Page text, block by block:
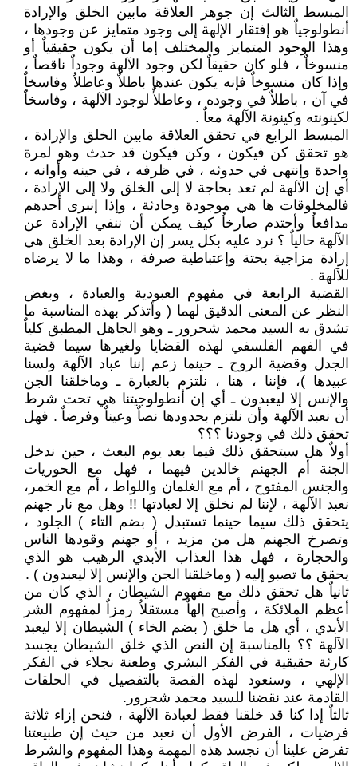
المبسط الثالث إن جوهر العلاقة مابين الخلق والإرادة
أنطولوجياٌ هو إفتقار الإلهة إلى وجود متمايز عن وجودها ،
وهذا الوجود المتمايز والمختلف إما أن يكون حقيقياٌ أو
منسوخاٌ ، فلو كان حقيقاٌ لكن وجود الآلهة وجوداٌ ناقصاٌ ،
وإذا كان منسوخاٌ فإنه يكون عندها باطلاٌ وعاطلاٌ وفاسخاٌ
في آن ، باطلاٌ في وجوده ، وعاطلأٌ لوجود الآلهة ، وفاسخاٌ
لكينونته وكينونة الآلهة معاٌ .
المبسط الرابع في تحقق العلاقة مابين الخلق والإرادة ،
هو تحقق كن فيكون ، وكن فيكون قد حدث وهو لمرة
واحدة وإنتهى في حدوثه ، في ظرفه ، في حينه وأوانه ،
أي إن الآلهة لم تعد بحاجة لا إلى الخلق ولا إلى الإرادة ،
فالمخلوقات ها هي موجودة وحادثة ، وإذا إنبرى أحدهم
مدافعاٌ وأحتدم صارخاٌ كيف يمكن أن ننفي الإرادة عن
الآلهة حالياٌ ؟ نرد عليه بكل يسر إن الإرادة بعد الخلق هي
إرادة مزاجية بحتة وإعتباطية صرفة ، وهذا ما لا يرضاه
للآلهة .
القضية الرابعة في مفهوم العبودية والعبادة ، وبغض
النظر عن المعنى الدقيق لهما ( وأتذكر بهذه المناسبة ما
تشدق به السيد محمد شحرور ـ وهو الجاهل المطبق كلياٌ
في الفهم الفلسفي لهذه القضايا ولغيرها سيما قضية
الجدل وقضية الروح ـ حينما زعم إننا عباد الآلهة ولسنا
عبيدها )، فإننا ، هنا ، نلتزم بالعبارة ـ وماخلقنا الجن
والإنس إلا ليعبدون ـ أي إن أنطولوجيتنا هي تحت شرط
أن نعبد الآلهة وأن نلتزم بحدودها نصاٌ وعيناٌ وفرضاٌ . فهل
تحقق ذلك في وجودنا ؟؟؟
أولاٌ هل سيتحقق ذلك فيما بعد يوم البعث ، حين ندخل
الجنة أم الجهنم خالدين فيهما ، فهل مع الحوريات
والجنس المفتوح ، أم مع الغلمان واللواط ، أم مع الخمر،
نعبد الآلهة ، لإننا لم نخلق إلا لعبادتها !! وهل مع نار جهنم
يتحقق ذلك سيما حينما تستبدل ( بضم التاء ) الجلود ،
وتصرخ الجهنم هل من مزيد ، أو جهنم وقودها الناس
والحجارة ، فهل هذا العذاب الأبدي الرهيب هو الذي
يحقق ما تصبو إليه ( وماخلقنا الجن والإنس إلا ليعبدون ) .
ثانياٌ هل تحقق ذلك مع مفهوم الشيطان ، الذي كان من
أعظم الملائكة ، وأصبح إلهاٌ مستقلاٌ رمزاٌ لمفهوم الشر
الأبدي ، أي هل ما خلق ( بضم الخاء ) الشيطان إلا ليعبد
الآلهة ؟؟ بالمناسبة إن النص الذي خلق الشيطان يجسد
كارثة حقيقية في الفكر البشري وطعنة نجلاء في الفكر
الإلهي ، وسنعود لهذه القصة بالتفصيل في الحلقات
القادمة عند نقضنا للسيد محمد شحرور.
ثالثاٌ إذا كنا قد خلقنا فقط لعبادة الآلهة ، فنحن إزاء ثلاثة
فرضيات ، الفرض الأول أن نعبد من حيث إن طبيعتنا
تفرض علينا أن نجسد هذه المهمة وهذا المفهوم والشرط